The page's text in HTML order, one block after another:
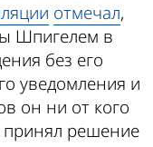
отмечал,
Шпигелем в
без его
уведомления и
он ни от кого
принял решение